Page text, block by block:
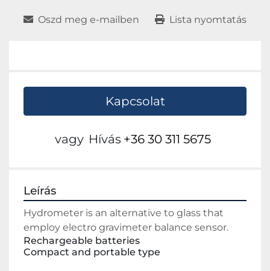
Oszd meg e-mailben Lista nyomtatás
Kapcsolat
vagy Hívás +36 30 311 5675
Leírás
Hydrometer is an alternative to glass that
employ electro gravimeter balance sensor.
Rechargeable batteries
Compact and portable type